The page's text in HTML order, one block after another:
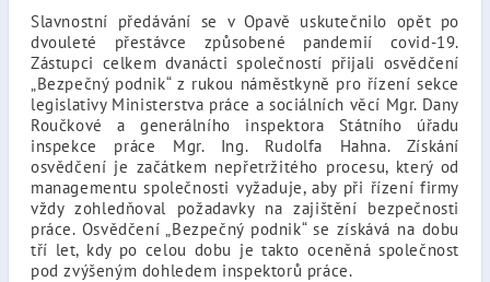
Slavnostní předávání se v Opavě uskutečnilo opět po
dvouleté přestávce způsobené pandemií covid-19.
Zástupci celkem dvanácti společností přijali osvědčení
„Bezpečný podnik“ z rukou náměstkyně pro řízení sekce
legislativy Ministerstva práce a sociálních věcí Mgr. Dany
Roučkové a generálního inspektora Státního úřadu
inspekce práce Mgr. Ing. Rudolfa Hahna. Získání
osvědčení je začátkem nepřetržitého procesu, který od
managementu společnosti vyžaduje, aby při řízení firmy
vždy zohledňoval požadavky na zajištění bezpečnosti
práce. Osvědčení „Bezpečný podnik“ se získává na dobu
tří let, kdy po celou dobu je takto oceněná společnost
pod zvýšeným dohledem inspektorů práce.